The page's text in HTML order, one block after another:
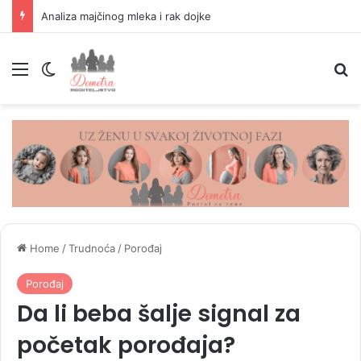
Analiza majčinog mleka i rak dojke
Menu Switch skin
Home /Trudnoća / Porođaj
Porođaj
Da li beba šalje signal za
početak porođaja?